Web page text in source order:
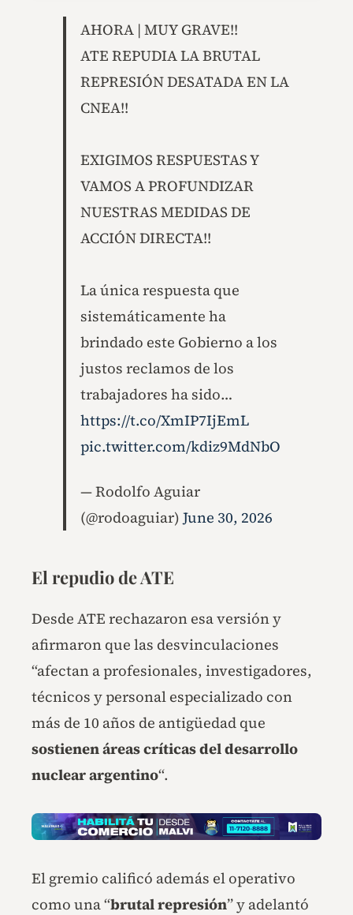
AHORA | MUY GRAVE!!
ATE REPUDIA LA BRUTAL
REPRESIÓN DESATADA EN LA
CNEA!!
EXIGIMOS RESPUESTAS Y
VAMOS A PROFUNDIZAR
NUESTRAS MEDIDAS DE
ACCIÓN DIRECTA!!
La única respuesta que
sistemáticamente ha
brindado este Gobierno a los
justos reclamos de los
trabajadores ha sido…
https://t.co/XmIP7IjEmL
pic.twitter.com/kdiz9MdNbO
— Rodolfo Aguiar
(@rodoaguiar)June 30, 2026
El repudio de ATE
Desde ATE rechazaron esa versión y
afirmaron que las desvinculaciones
“afectan a profesionales, investigadores,
técnicos y personal especializado con
más de 10 años de antigüedad que
sostienen áreas críticas del desarrollo
nuclear argentino“.
El gremio calificó además el operativo
como una “brutal represión” y adelantó